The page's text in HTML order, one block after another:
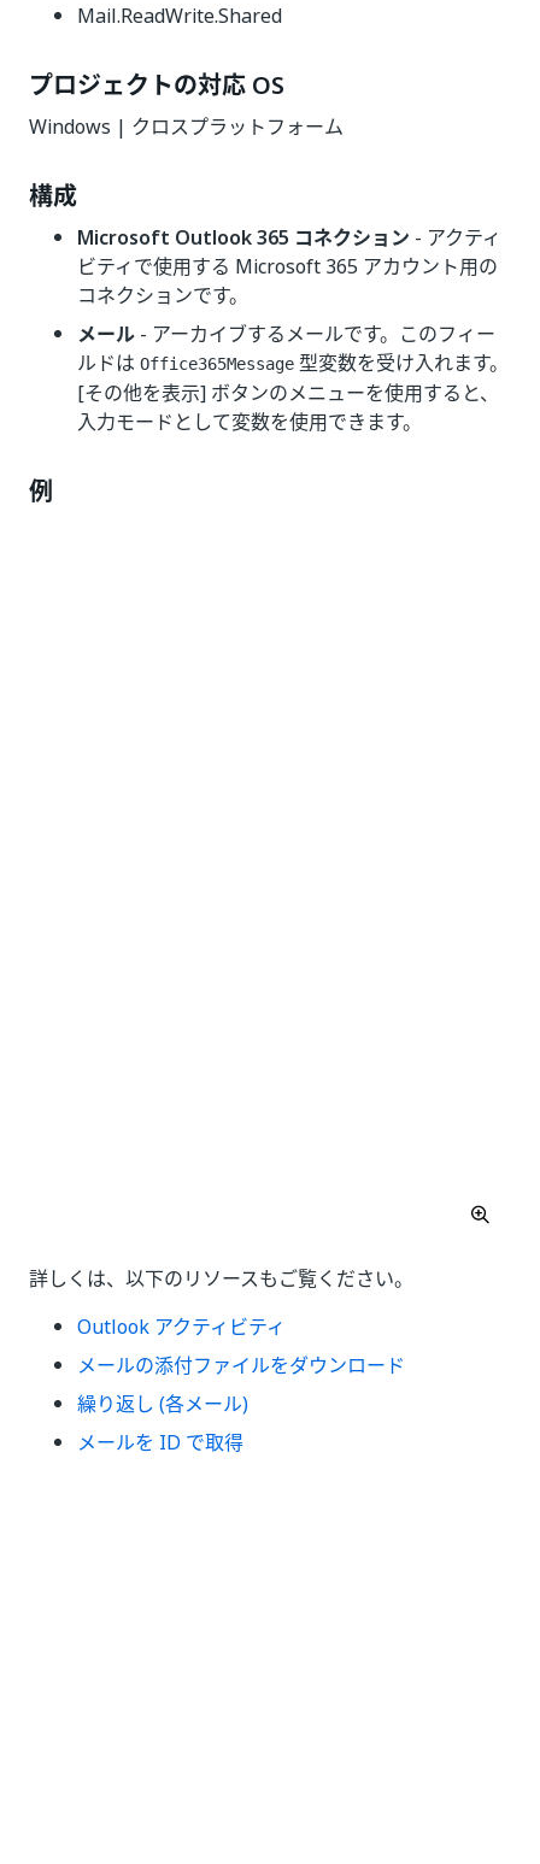
Mail.ReadWrite.Shared
プロジェクトの対応 OS
Windows | クロスプラットフォーム
構成
Microsoft Outlook 365 コネクション - アクティ
ビティで使用する Microsoft 365 アカウント用の
コネクションです。
メール - アーカイブするメールです。このフィー
ルドは Office365Message 型変数を受け入れます。
[その他を表示] ボタンのメニューを使用すると、
入力モードとして変数を使用できます。
例
詳しくは、以下のリソースもご覧ください。
Outlook アクティビティ
メールの添付ファイルをダウンロード
繰り返し (各メール)
メールを ID で取得